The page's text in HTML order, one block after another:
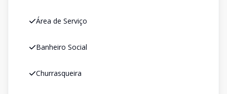
Área de Serviço
Banheiro Social
Churrasqueira